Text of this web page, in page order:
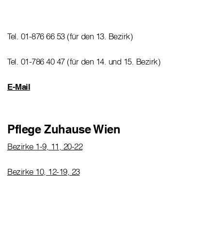
Tel. 01-876 66 53 (für den 13. Bezirk)
Tel. 01-786 40 47 (für den 14. und 15. Bezirk)
E-Mail
Pflege Zuhause Wien
Bezirke 1-9, 11, 20-22
Bezirke 10, 12-19, 23